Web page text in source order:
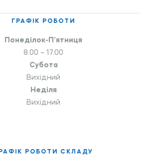
ГРАФІК РОБОТИ
Понеділок-П’ятниця
8.00 – 17.00
Субота
Вихідний
Неділя
Вихідний
РОБОТИ СКЛАДУ